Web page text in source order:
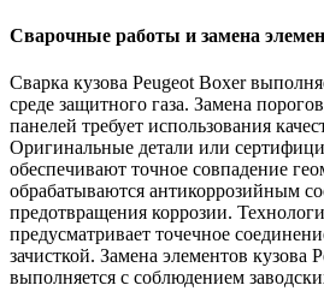
Сварочные работы и замена
Сварка кузова Peugeot Boxer
среде защитного газа. Замена
панелей требует использования
Оригинальные детали или
обеспечивают точное совпадение
обрабатываются антикоррозийным
предотвращения коррозии.
предусматривает точечное
зачисткой. Замена элементов кузова
выполняется с соблюдением